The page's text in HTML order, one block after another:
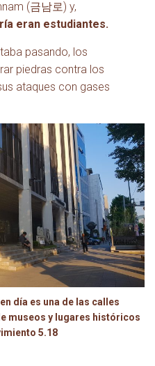
(금남로) y,
eran estudiantes.
pasando, los
piedras contra los
ataques con gases
día es una de las calles
museos y lugares históricos
5.18